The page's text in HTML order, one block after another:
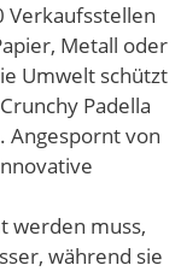
Verkaufsstellen
Metall oder
Umwelt schützt
Padella
Angespornt von
werden muss,
während sie